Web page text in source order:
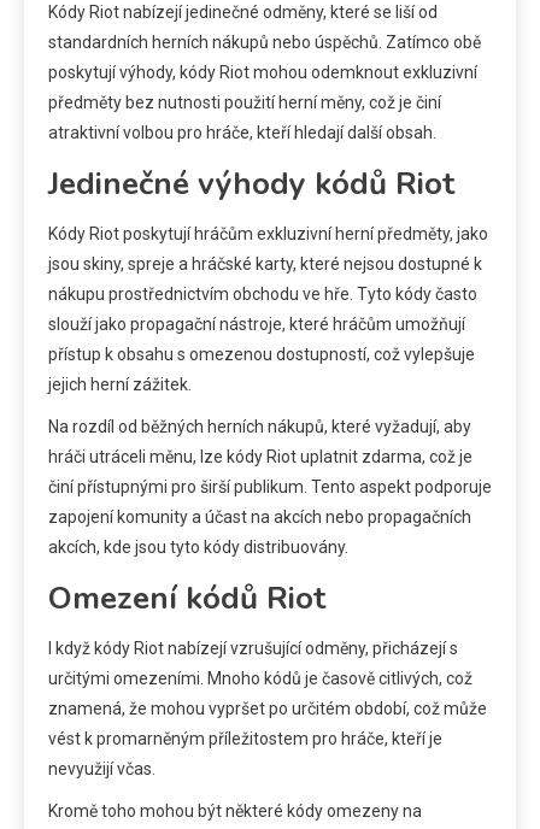
Kódy Riot nabízejí jedinečné odměny, které se liší od
standardních herních nákupů nebo úspěchů. Zatímco obě
poskytují výhody, kódy Riot mohou odemknout exkluzivní
předměty bez nutnosti použití herní měny, což je činí
atraktivní volbou pro hráče, kteří hledají další obsah.
Jedinečné výhody kódů Riot
Kódy Riot poskytují hráčům exkluzivní herní předměty, jako
jsou skiny, spreje a hráčské karty, které nejsou dostupné k
nákupu prostřednictvím obchodu ve hře. Tyto kódy často
slouží jako propagační nástroje, které hráčům umožňují
přístup k obsahu s omezenou dostupností, což vylepšuje
jejich herní zážitek.
Na rozdíl od běžných herních nákupů, které vyžadují, aby
hráči utráceli měnu, lze kódy Riot uplatnit zdarma, což je
činí přístupnými pro širší publikum. Tento aspekt podporuje
zapojení komunity a účast na akcích nebo propagačních
akcích, kde jsou tyto kódy distribuovány.
Omezení kódů Riot
I když kódy Riot nabízejí vzrušující odměny, přicházejí s
určitými omezeními. Mnoho kódů je časově citlivých, což
znamená, že mohou vypršet po určitém období, což může
vést k promarněným příležitostem pro hráče, kteří je
nevyužijí včas.
Kromě toho mohou být některé kódy omezeny na